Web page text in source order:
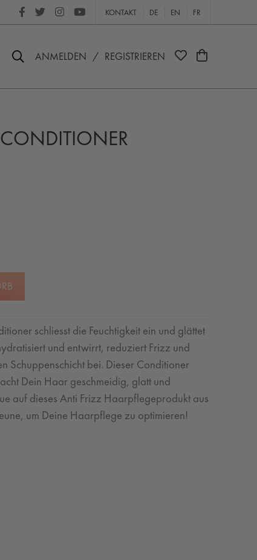
KONTAKT DE EN FR
ANMELDEN / REGISTRIEREN
schliesst die Feuchtigkeit ein und glättet
und entwirrt, reduziert Frizz und
Schuppenschicht bei. Dieser Conditioner
Dein Haar geschmeidig, glatt und
auf dieses Anti Frizz Haarpflegeprodukt aus
um Deine Haarpflege zu optimieren!